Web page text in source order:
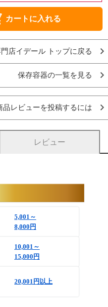
カートに入れる
店イデール トップに戻る
保存容器の一覧を見る
品レビューを投稿するには
レビュー
5,001～
8,000円
10,001～
15,000円
20,001円以上